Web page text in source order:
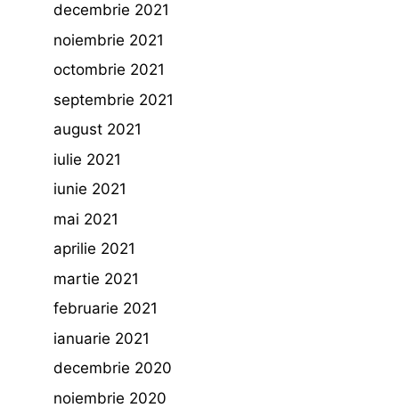
decembrie 2021
noiembrie 2021
octombrie 2021
septembrie 2021
august 2021
iulie 2021
iunie 2021
mai 2021
aprilie 2021
martie 2021
februarie 2021
ianuarie 2021
decembrie 2020
noiembrie 2020